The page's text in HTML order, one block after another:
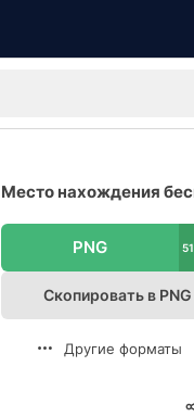
Место нахождения
PNG
Скопировать в PNG
Другие форматы